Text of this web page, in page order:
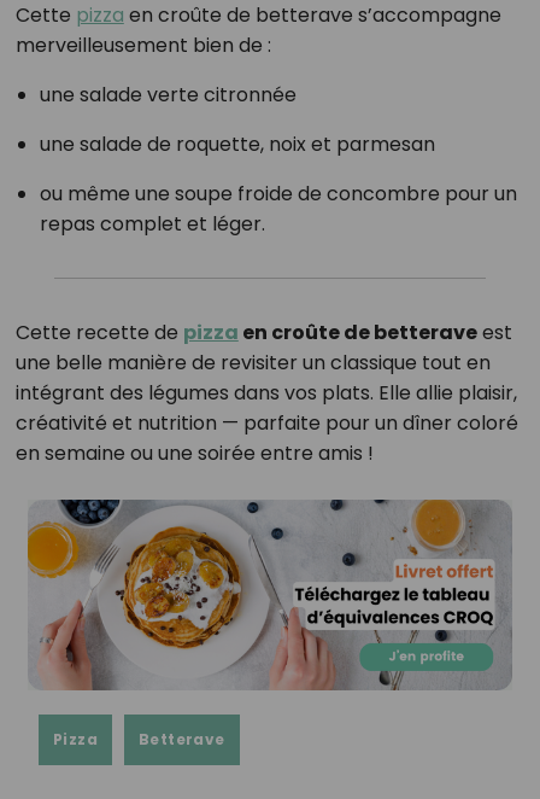
Cette pizza en croûte de betterave s’accompagne
merveilleusement bien de :
une salade verte citronnée
une salade de roquette, noix et parmesan
ou même une soupe froide de concombre pour un
repas complet et léger.
Cette recette de pizza en croûte de betteraveest
une belle manière de revisiter un classique tout en
intégrant des légumes dans vos plats. Elle allie plaisir,
créativité et nutrition — parfaite pour un dîner coloré
en semaine ou une soirée entre amis !
Pizza Betterave